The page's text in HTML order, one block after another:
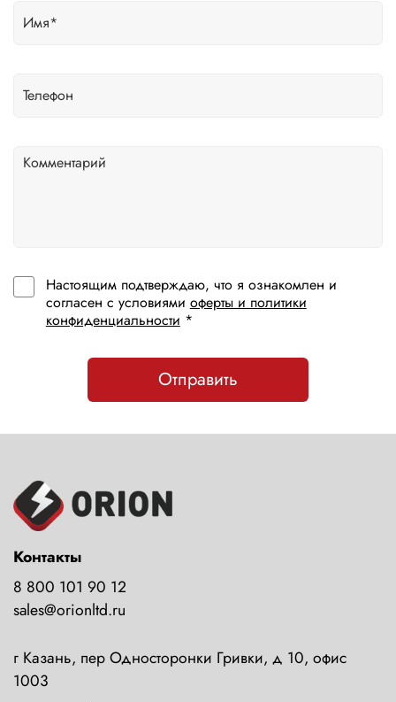
Настоящим подтверждаю, что я ознакомлен и
согласен с условиями оферты и политики
конфиденциальности *
Отправить
Контакты
8 800 101 90 12
sales@orionltd.ru
г Казань, пер Односторонки Гривки, д 10, офис
1003